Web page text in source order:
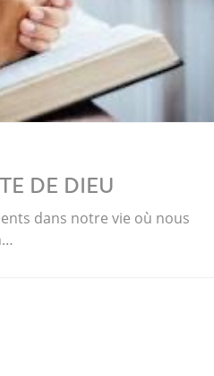
DE DIEU
dans notre vie où nous